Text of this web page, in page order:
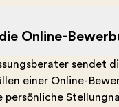
Online-
sendet
einer Online-
persönliche